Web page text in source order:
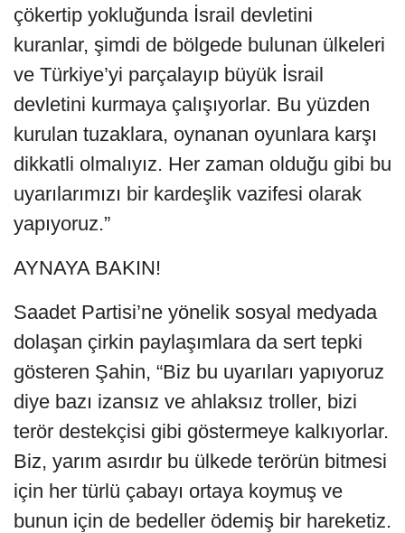
çökertip yokluğunda İsrail devletini
kuranlar, şimdi de bölgede bulunan ülkeleri
ve Türkiye’yi parçalayıp büyük İsrail
devletini kurmaya çalışıyorlar. Bu yüzden
kurulan tuzaklara, oynanan oyunlara karşı
dikkatli olmalıyız. Her zaman olduğu gibi bu
uyarılarımızı bir kardeşlik vazifesi olarak
yapıyoruz.”
AYNAYA BAKIN!
Saadet Partisi’ne yönelik sosyal medyada
dolaşan çirkin paylaşımlara da sert tepki
gösteren Şahin, “Biz bu uyarıları yapıyoruz
diye bazı izansız ve ahlaksız troller, bizi
terör destekçisi gibi göstermeye kalkıyorlar.
Biz, yarım asırdır bu ülkede terörün bitmesi
için her türlü çabayı ortaya koymuş ve
bunun için de bedeller ödemiş bir hareketiz.